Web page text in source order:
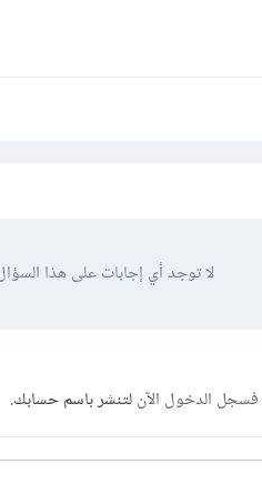
لا توجد أي إجابات على هذا
فسجل الدخول الآنلتنشر باسم حسابك.